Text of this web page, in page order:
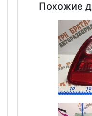
Похожие